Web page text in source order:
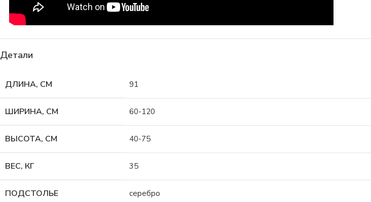
Детали
ДЛИНА, СМ 91
ШИРИНА, СМ 60-120
ВЫСОТА, СМ 40-75
ВЕС, КГ 35
ПОДСТОЛЬЕ серебро